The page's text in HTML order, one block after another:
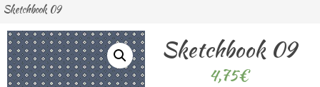
Sketchbook 09
Sketchbook 09
4,75€